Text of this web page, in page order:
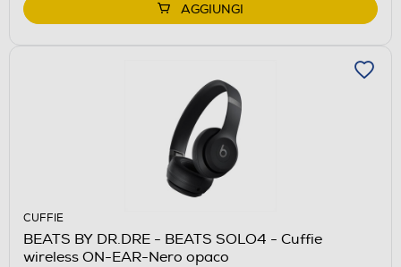
AGGIUNGI
CUFFIE
BEATS BY DR.DRE - BEATS SOLO4 - Cuffie
wireless ON-EAR-Nero opaco